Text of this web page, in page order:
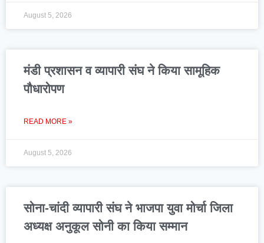
August 5, 2026
मंडी प्रशासन व व्यापारी संघ ने किया सामूहिक
पौधारोपण
READ MORE »
August 5, 2026
सोना-चांदी व्यापारी संघ ने भाजपा युवा मोर्चा जिला
अध्यक्ष अनुकूल सोनी का किया सम्मान